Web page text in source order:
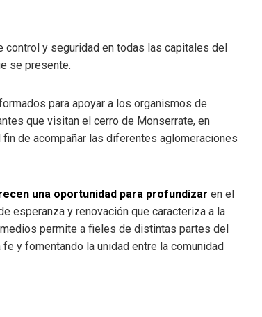
control y seguridad en todas las capitales del
se presente.
para apoyar a los organismos de
que visitan el cerro de Monserrate, en
fin de acompañar las diferentes aglomeraciones
una oportunidad para profundizar en el
esperanza y renovación que caracteriza a la
permite a fieles de distintas partes del
y fomentando la unidad entre la comunidad